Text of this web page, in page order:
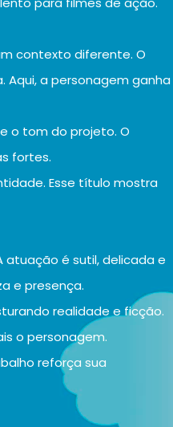
contexto diferente. O
Aqui, a personagem ganha
o tom do projeto. O
fortes.
Esse título mostra
atuação é sutil, delicada e
e presença.
realidade e ficção.
o personagem.
reforça sua